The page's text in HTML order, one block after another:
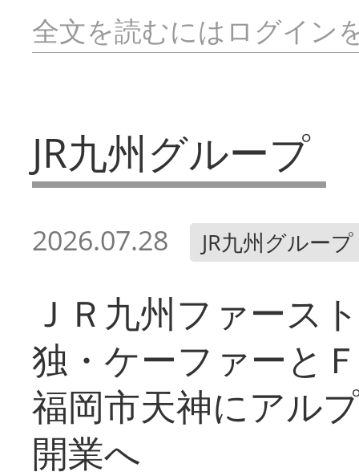
全文を読むにはログイン
JR九州グループ
2026.07.28 JR九州グループ
ＪＲ九州ファー
独・ケーファー
福岡市天神にアル
開業へ